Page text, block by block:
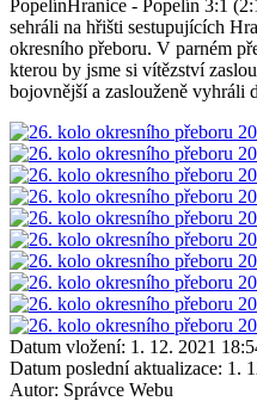
PopelínHranice - Popelín 3:1
sehráli na hřišti sestupujících
okresního přeboru. V parném
kterou by jsme si vítězství
bojovnější a zaslouženě vyhráli
Datum vložení: 1. 12. 2021
Datum poslední aktualizace: 1.
Autor: Správce Webu